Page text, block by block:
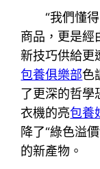
“我們懂
商品，更是經
新技巧供給更
包養俱樂部色
了更深的哲學
衣機的亮包養
降了“綠色溢
的新產物。